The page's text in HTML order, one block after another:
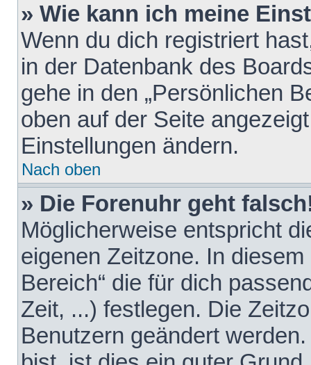
» Wie kann ich meine
Wenn du dich registriert
in der Datenbank des
gehe in den „Persönlichen
oben auf der Seite
Einstellungen ändern.
Nach oben
» Die Forenuhr geht
Möglicherweise entspricht
eigenen Zeitzone. In
Bereich“ die für dich
Zeit, ...) festlegen. Die
Benutzern geändert